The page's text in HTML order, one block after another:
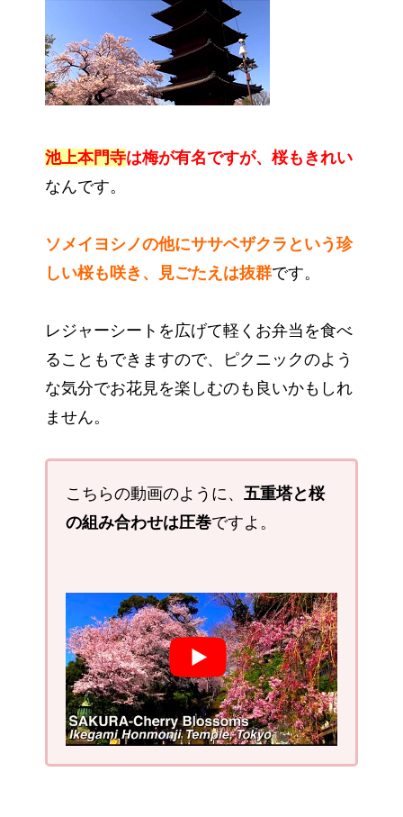
池上本門寺は梅が有名ですが、桜もきれい
なんです。
ソメイヨシノの他にササベザクラという珍
しい桜も咲き、見ごたえは抜群です。
レジャーシートを広げて軽くお弁当を食べ
ることもできますので、ピクニックのよう
な気分でお花見を楽しむのも良いかもしれ
ません。
こちらの動画のように、 五重塔と桜
の組み合わせは圧巻ですよ。